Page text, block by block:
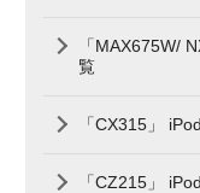
「MAX675W/
覧
「CX315」
「CZ215」